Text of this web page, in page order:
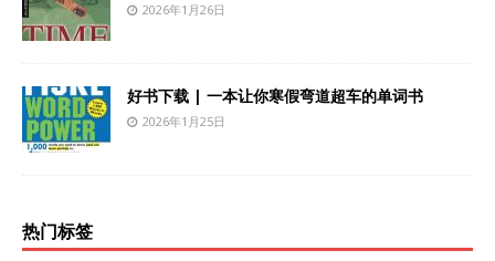
2026年1月26日
好书下载 | 一本让你寒假弯道超车的单词书
2026年1月25日
热门标签